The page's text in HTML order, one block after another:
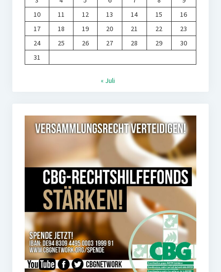
10
11 12 13 14 15
16
17
18 19 20 21 22
23
24
25 26 27 28 29
30
31
« Juli